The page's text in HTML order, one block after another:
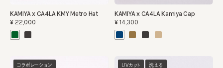
KAMIYA x CA4LA KMY Metro Hat
¥22,000
KAMIYA x CA4LA Kamiya Cap
¥14,300
コラボレーション UVカット 洗える